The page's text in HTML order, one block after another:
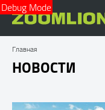
Debug Mode
Главная
НОВОСТИ